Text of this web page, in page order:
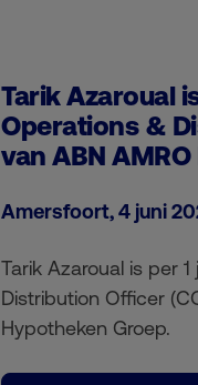
Tarik Azaroual
Operations &
van ABN
Amersfoort, 4 juni
Tarik Azaroual is per
Distribution Officer
Hypotheken Groep.